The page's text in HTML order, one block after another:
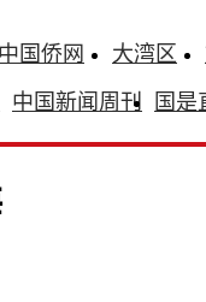
中国侨网 大湾区
中国新闻周刊 国是